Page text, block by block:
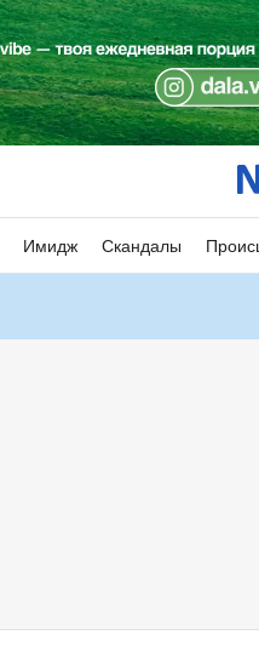
Имидж Скандалы